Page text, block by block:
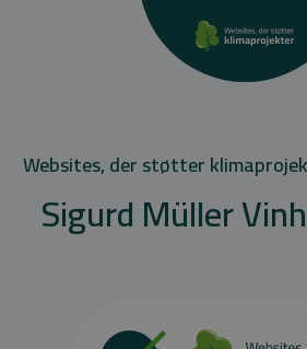
Websites, der støtter
Sigurd Müller